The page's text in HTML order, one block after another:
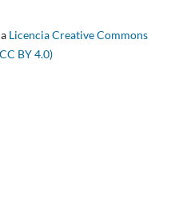
Licencia Creative Commons
BY 4.0)